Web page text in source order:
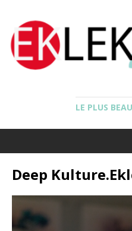
LE PLUS
Deep